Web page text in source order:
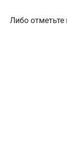
Либо отметьте